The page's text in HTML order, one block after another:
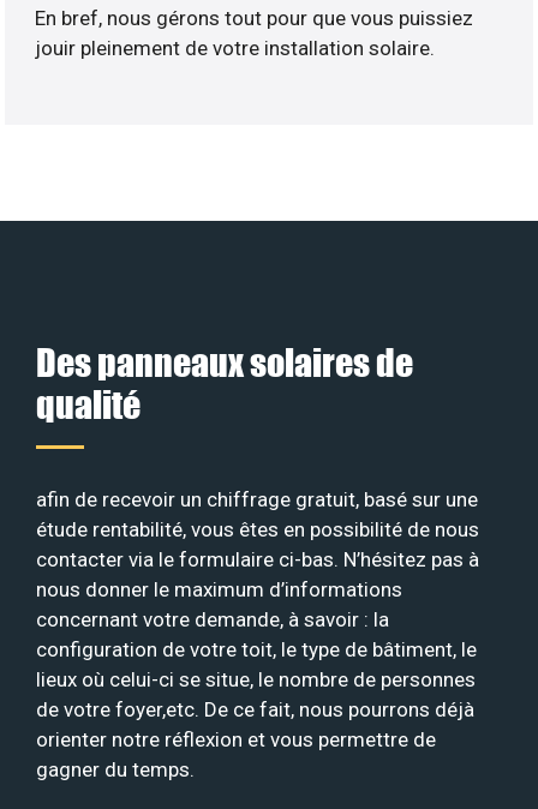
En bref, nous gérons tout pour que vous puissiez
jouir pleinement de votre installation solaire.
Des panneaux solaires de
qualité
afin de recevoir un chiffrage gratuit, basé sur une
étude rentabilité, vous êtes en possibilité de nous
contacter via le formulaire ci-bas. N’hésitez pas à
nous donner le maximum d’informations
concernant votre demande, à savoir : la
configuration de votre toit, le type de bâtiment, le
lieux où celui-ci se situe, le nombre de personnes
de votre foyer,etc. De ce fait, nous pourrons déjà
orienter notre réflexion et vous permettre de
gagner du temps.